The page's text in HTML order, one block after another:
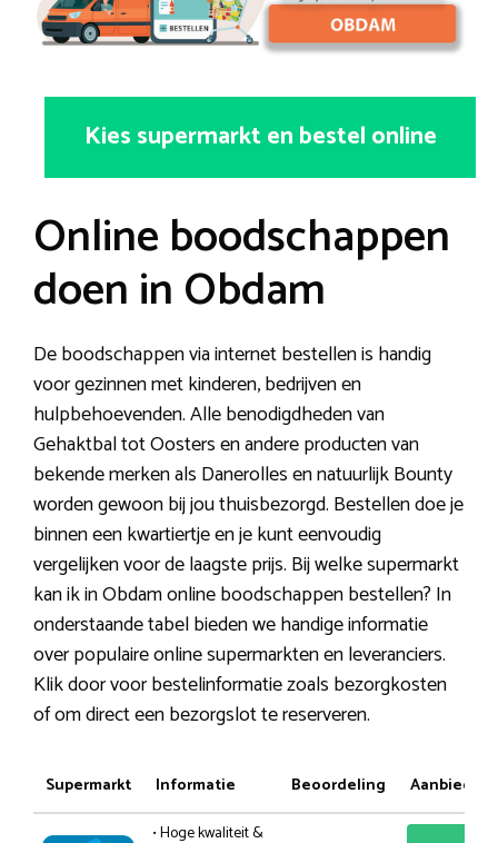
Kies supermarkt en bestel online
Online boodschappen
doen in Obdam
De boodschappen via internet bestellen is handig
voor gezinnen met kinderen, bedrijven en
hulpbehoevenden. Alle benodigdheden van
Gehaktbal tot Oosters en andere producten van
bekende merken als Danerolles en natuurlijk Bounty
worden gewoon bij jou thuisbezorgd. Bestellen doe je
binnen een kwartiertje en je kunt eenvoudig
vergelijken voor de laagste prijs. Bij welke supermarkt
kan ik in Obdam online boodschappen bestellen? In
onderstaande tabel bieden we handige informatie
over populaire online supermarkten en leveranciers.
Klik door voor bestelinformatie zoals bezorgkosten
of om direct een bezorgslot te reserveren.
Supermarkt Informatie Beoordeling
• Hoge kwaliteit &